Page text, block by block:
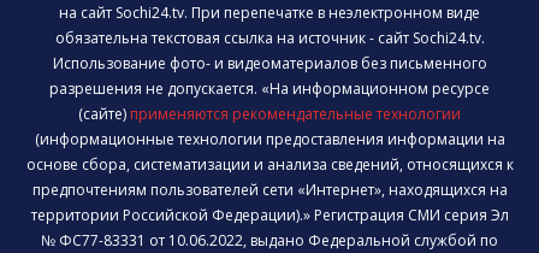
на сайт Sochi24.tv. При перепечатке в неэлектронном виде
обязательна текстовая ссылка на источник - сайт Sochi24.tv.
Использование фото- и видеоматериалов без письменного
разрешения не допускается. «На информационном ресурсе
(сайте) применяются рекомендательные технологии
(информационные технологии предоставления информации на
основе сбора, систематизации и анализа сведений, относящихся к
предпочтениям пользователей сети «Интернет», находящихся на
территории Российской Федерации).» Регистрация СМИ серия Эл
№ ФС77-83331 от 10.06.2022, выдано Федеральной службой по